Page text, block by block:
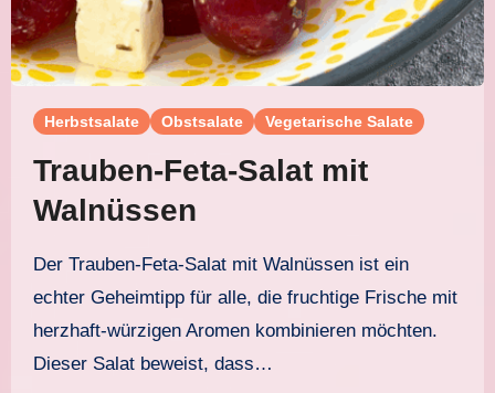
Herbstsalate Obstsalate Vegetarische Salate
Trauben-Feta-Salat mit
Walnüssen
Der Trauben-Feta-Salat mit Walnüssen ist ein
echter Geheimtipp für alle, die fruchtige Frische mit
herzhaft-würzigen Aromen kombinieren möchten.
Dieser Salat beweist, dass…